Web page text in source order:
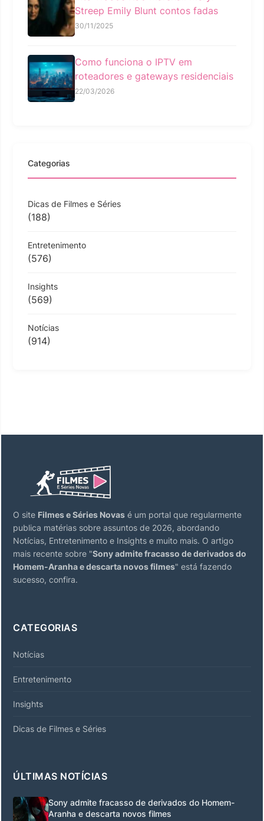
Streep Emily Blunt contos fadas
30/11/2025
Como funciona o IPTV em
roteadores e gateways residenciais
22/03/2026
Categorias
Dicas de Filmes e Séries
(188)
Entretenimento
(576)
Insights
(569)
Notícias
(914)
O site Filmes e Séries Novas é um portal que regularmente
publica matérias sobre assuntos de 2026, abordando
Notícias, Entretenimento e Insights e muito mais. O artigo
mais recente sobre "Sony admite fracasso de derivados do
Homem-Aranha e descarta novos filmes" está fazendo
sucesso, confira.
CATEGORIAS
Notícias
Entretenimento
Insights
Dicas de Filmes e Séries
ÚLTIMAS NOTÍCIAS
Sony admite fracasso de derivados do Homem-
Aranha e descarta novos filmes